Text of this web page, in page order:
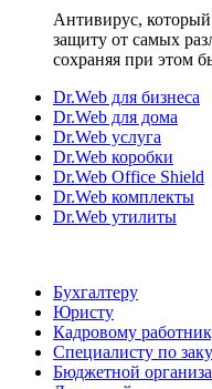
Антивирус,
защиту от самых
сохраняя при этом
Dr.Web для бизнеса
Dr.Web для дома
Dr.Web услуга
Dr.Web коробки
Dr.Web Office Shield
Dr.Web комплекты
Dr.Web утилиты
Бухгалтеру
Юристу
Кадровому
Специалисту по
Бюджетной